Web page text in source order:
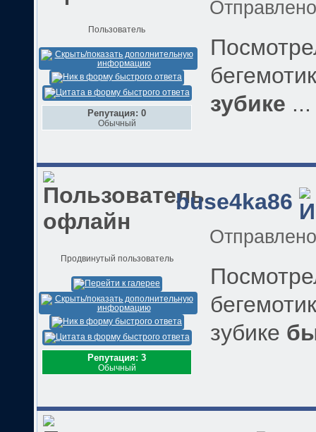
Пользователь
Репутация: 0
Обычный
зубике ...
buse4ka86
Продвинутый пользователь
Репутация: 3
Обычный
зубике